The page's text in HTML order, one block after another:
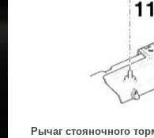
Рычаг стояночного